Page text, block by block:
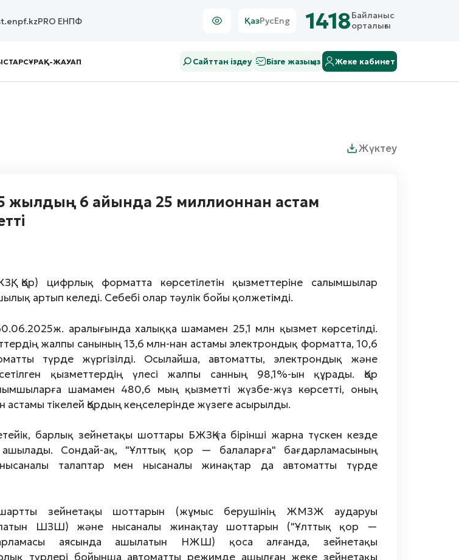
PRO ЕНПФ ҚазРусEng 1418Байланыс
орталығы
СҰРАҚ-ЖАУАП Сайттан іздеу Бізге жазыңыз Жеке кабинет
Жүктеу
жылдың 6 айында 25 миллионнан астам
Қор) цифрлық форматта көрсетілетін қызметтеріне салымшылар
артып келеді. Себебі олар тәулік бойы қолжетімді.
аралығында халыққа шамамен 25,1 млн қызмет көрсетілді.
жалпы санының 13,6 млн-нан астамы электрондық форматта, 10,6
түрде жүргізілді. Осылайша, автоматты, электрондық және
қызметтердің үлесі жалпы санның 98,1%-ын құрады. Қор
шамамен 480,6 мың қызметті жүзбе-жүз көрсетті, оның
астамы тікелей Қордың кеңселерінде жүзеге асырылды.
барлық зейнетақы шоттары БЖЗҚ-ға бірінші жарна түскен кезде
Сондай-ақ, "Ұлттық қор ­— балаларға" бағдарламасының
талаптар мен нысаналы жинақтар да автоматты түрде
зейнетақы шоттарын (жұмыс берушінің ЖМЗЖ аударуы
ШЗШ) және нысаналы жинақтау шоттарын ("Ұлттық қор ­—
аясында ашылатын НЖШ) қоса алғанда, зейнетақы
түрлері бойынша автоматты режимде ашылған жеке зейнетақы